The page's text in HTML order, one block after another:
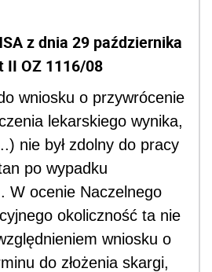
z dnia 29 października
II OZ 1116/08
wniosku o przywrócenie
lekarskiego wynika,
nie był zdolny do pracy
po wypadku
W ocenie Naczelnego
okoliczność ta nie
wniosku o
do złożenia skargi,